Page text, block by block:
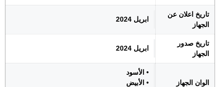
تاريخ اعلان عن
الجهاز
ابريل 2024
تاريخ صدور
الجهاز
ابريل 2024
الوان الجهاز
• الأسود
• الأبيض